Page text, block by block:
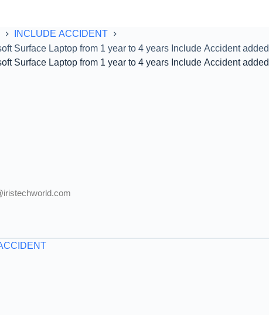
INCLUDE ACCIDENT
Surface Laptop from 1 year to 4 years Include Accident added
Surface Laptop from 1 year to 4 years Include Accident added